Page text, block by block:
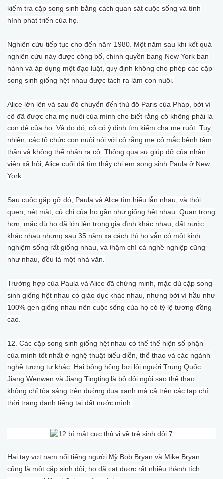
kiểm tra cặp song sinh bằng cách quan sát cuộc sống và tình
hình phát triển của họ.
Nghiên cứu tiếp tục cho đến năm 1980. Một năm sau khi kết quả
nghiên cứu này được công bố, chính quyền bang New York ban
hành và áp dụng một đạo luật, quy định không cho phép các cặp
song sinh giống hệt nhau được tách ra làm con nuôi.
Alice lớn lên và sau đó chuyển đến thủ đô Paris của Pháp, bởi vì
cô đã được cha mẹ nuôi của mình cho biết rằng cô không phải là
con đẻ của họ. Và do đó, cô có ý định tìm kiếm cha mẹ ruột. Tuy
nhiên, các tổ chức con nuôi nói với cô rằng mẹ cô mắc bệnh tâm
thần và không thể nhận ra cô. Thông qua sự giúp đỡ của nhân
viên xã hội, Alice cuối đã tìm thấy chị em song sinh Paula ở New
York.
Sau cuộc gặp gỡ đó, Paula và Alice tìm hiểu lẫn nhau, và thói
quen, nét mặt, cử chỉ của họ gần như giống hệt nhau. Quan trọng
hơn, mặc dù họ đã lớn lên trong gia đình khác nhau, đất nước
khác nhau nhưng sau 35 năm xa cách thì họ vẫn có một kinh
nghiệm sống rất giống nhau, và thậm chí cả nghề nghiệp cũng
như nhau, đều là một nhà văn.
Trường hợp của Paula và Alice đã chứng minh, mặc dù cặp song
sinh giống hệt nhau có giáo dục khác nhau, nhưng bởi vì hầu như
100% gen giống nhau nên cuộc sống của họ có tỷ lệ tương đồng
cao.
12. Các cặp song sinh giống hệt nhau có thể thể hiện số phận
của mình tốt nhất ở nghệ thuật biểu diễn, thể thao và các ngành
nghề tương tự khác. Hai bông hồng bơi lội người Trung Quốc
Jiang Wenwen và Jiang Tingting là bộ đôi ngôi sao thể thao
không chỉ tỏa sáng trên đường đua xanh mà cả trên các tạp chí
thời trang danh tiếng tại đất nước mình.
Hai tay vợt nam nổi tiếng người Mỹ Bob Bryan và Mike Bryan
cũng là một cặp sinh đôi, họ đã đạt được rất nhiều thành tích